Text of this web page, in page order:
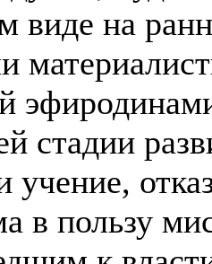
виде на
стадии
учение,
в пользу